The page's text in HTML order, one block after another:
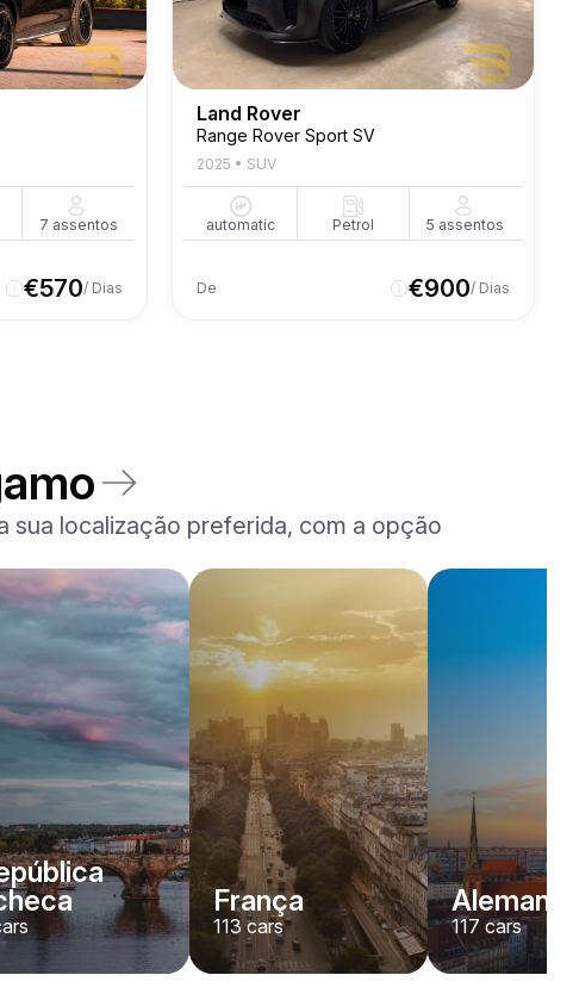
7 assentos
€570/ Dias
Land Rover
Range Rover Sport SV
2025 • SUV
automatic Petrol 5 assentos
De €900/ Dias
sua localização preferida, com a opção
França
113cars 117 cars